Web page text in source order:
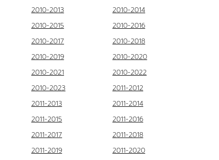
2010-2013
2010-2014
2010-2015
2010-2016
2010-2017
2010-2018
2010-2019
2010-2020
2010-2021
2010-2022
2010-2023
2011-2012
2011-2013
2011-2014
2011-2015
2011-2016
2011-2017
2011-2018
2011-2019
2011-2020